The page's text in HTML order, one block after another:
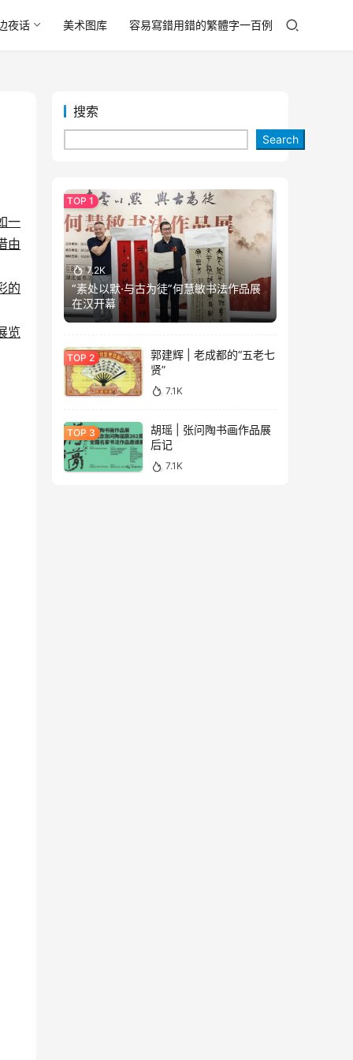
夜话 美术图库 容易寫錯用錯的繁體字一百例
一
由
的
览
搜索
Search
7.2K
“素处以默·与古为徒”何慧敏书法作品展
在汉开幕
郭建辉 | 老成都的“五老七
贤”
7.1K
胡瑶 | 张问陶书画作品展
后记
7.1K